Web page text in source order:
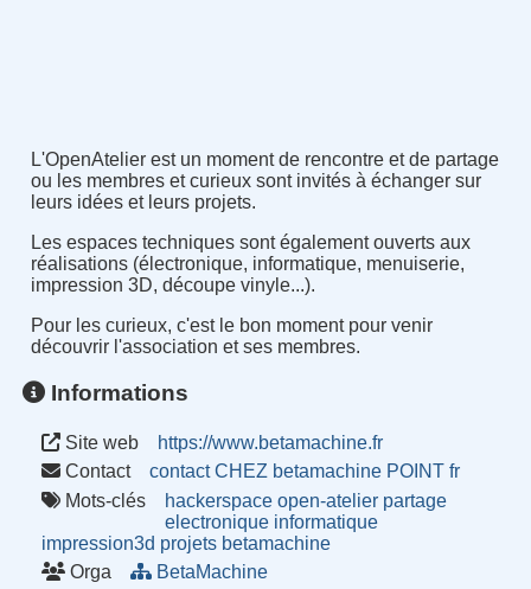
L'OpenAtelier est un moment de rencontre et de partage
ou les membres et curieux sont invités à échanger sur
leurs idées et leurs projets.
Les espaces techniques sont également ouverts aux
réalisations (électronique, informatique, menuiserie,
impression 3D, découpe vinyle...).
Pour les curieux, c'est le bon moment pour venir
découvrir l'association et ses membres.
Informations
Site web
https://www.betamachine.fr
Contact
contact CHEZ betamachine POINT fr
Mots-clés
hackerspace open-atelier partage
electronique informatique
impression3d projets betamachine
Orga
BetaMachine